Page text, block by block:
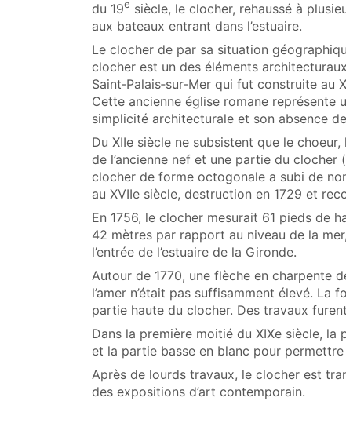
du 19e siècle, le clocher, rehaussé à
aux bateaux entrant dans l’estuaire.
Le clocher de par sa situation
clocher est un des éléments
Saint‑Palais‑sur‑Mer qui fut construite
Cette ancienne église romane représente
simplicité architecturale et son absence
Du XIIe siècle ne subsistent que le
de l’ancienne nef et une partie du
clocher de forme octogonale a subi de
au XVIIe siècle, destruction en 1729 et
En 1756, le clocher mesurait 61 pieds de
42 mètres par rapport au niveau de la
l’entrée de l’estuaire de la Gironde.
Autour de 1770, une flèche en charpente
l’amer n’était pas suffisamment élevé. La
partie haute du clocher. Des travaux
Dans la première moitié du XIXe siècle,
et la partie basse en blanc pour permettre
Après de lourds travaux, le clocher est
des expositions d’art contemporain.